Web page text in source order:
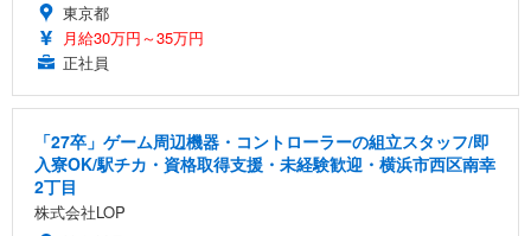
東京都
月給30万円～35万円
正社員
「27卒」ゲーム周辺機器・コントローラーの組立スタッフ/即
入寮OK/駅チカ・資格取得支援・未経験歓迎・横浜市西区南幸
2丁目
株式会社LOP